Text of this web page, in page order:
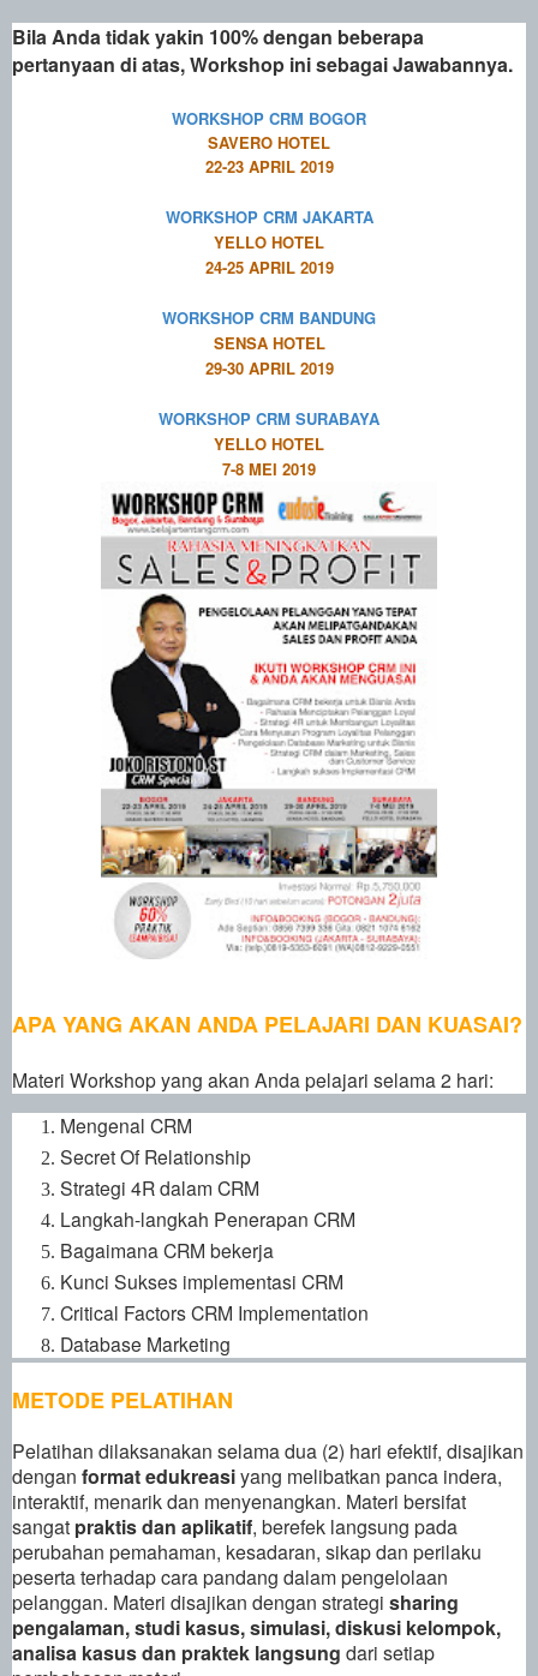
Bila Anda tidak yakin 100% dengan beberapa
pertanyaan di atas,Workshop ini sebagai Jawabannya.
WORKSHOP CRM BOGOR
SAVERO HOTEL
22-23 APRIL 2019
WORKSHOP CRM JAKARTA
YELLO HOTEL
24-25 APRIL 2019
WORKSHOP CRM BANDUNG
SENSA HOTEL
29-30 APRIL 2019
WORKSHOP CRM SURABAYA
YELLO HOTEL
7-8 MEI 2019
APA YANG AKAN ANDA PELAJARI DAN KUASAI?
Materi Workshop yang akan Anda pelajari selama 2 hari:
Mengenal CRM
Secret Of Relationship
Strategi 4R dalam CRM
Langkah-langkah Penerapan CRM
Bagaimana CRM bekerja
Kunci Sukses implementasi CRM
Critical Factors CRM Implementation
Database Marketing
METODE PELATIHAN
Pelatihan dilaksanakan selama dua (2) hari efektif, disajikan
dengan format edukreasiyang melibatkan panca indera,
interaktif, menarik dan menyenangkan. Materi bersifat
sangat praktis dan aplikatif, berefek langsung pada
perubahan pemahaman, kesadaran, sikap dan perilaku
peserta terhadap cara pandang dalam pengelolaan
pelanggan. Materi disajikan dengan strategi sharing
pengalaman, studi kasus, simulasi, diskusi kelompok,
analisa kasus dan praktek langsung dari setiap